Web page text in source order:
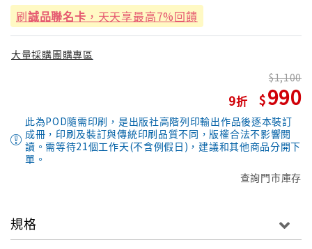
刷誠品聯名卡 ，天天享最高7%回饋
大量採購團購專區
9
1,100
990
此為POD隨需印刷，是出版社高階列印輸出作品後逐本裝訂
成冊，印刷及裝訂與傳統印刷品質不同，版權合法不影響閱
讀。需等待21個工作天(不含例假日)，建議和其他商品分開下
單。
查詢門市庫存
規格